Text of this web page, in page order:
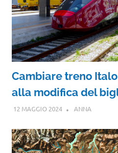
Cambiare treno
alla modifica del
12 MAGGIO 2024 ANNA